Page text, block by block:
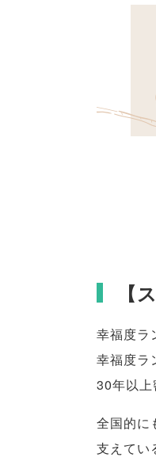
【
幸福度ラ
幸福度ラ
30年以上
全国的に
支えてい